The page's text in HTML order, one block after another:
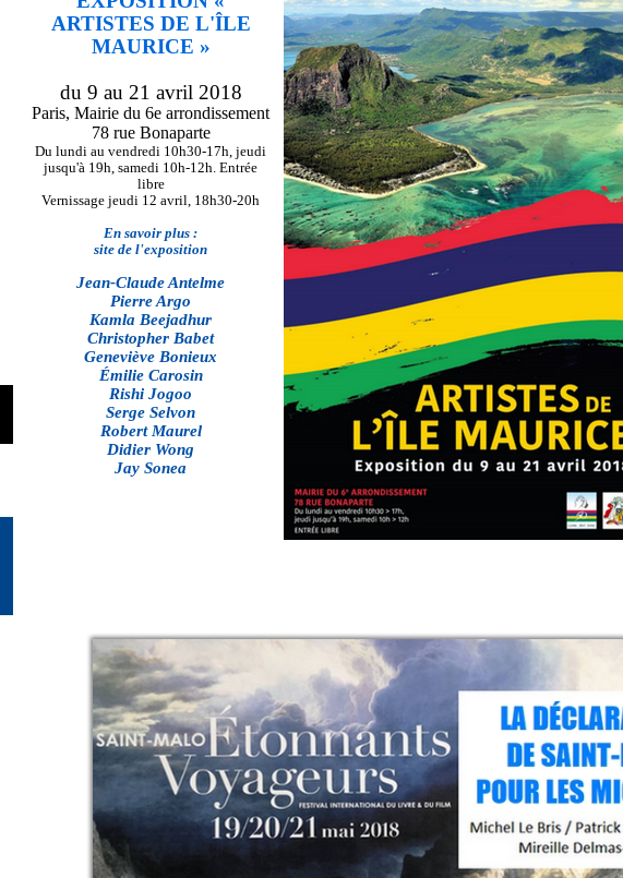
ARTISTES DE L'ÎLE
MAURICE »
du 9 au 21 avril 2018
Paris, Mairie du 6e arrondissement
78 rue Bonaparte
Du lundi au vendredi 10h30-17h, jeudi
jusqu'à 19h, samedi 10h-12h. Entrée
libre
Vernissage jeudi 12 avril, 18h30-20h
En savoir plus :
site de l'exposition
Jean-Claude Antelme
Pierre Argo
Kamla Beejadhur
Christopher Babet
Geneviève Bonieux
Émilie Carosin
Rishi Jogoo
Serge Selvon
Robert Maurel
Didier Wong
Jay Sonea